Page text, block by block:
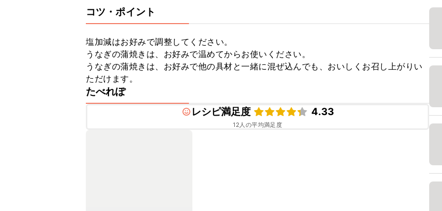
コツ・ポイント
塩加減はお好みで調整してください。
うなぎの蒲焼きは、お好みで温めてからお使いください。
うなぎの蒲焼きは、お好みで他の具材と一緒に混ぜ込んでも、おいしくお召し上がりい
ただけます。
たべれぽ
レシピ満足度
4.33
12人の平均満足度